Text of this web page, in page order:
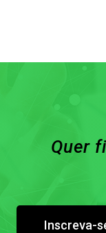
Quer
Inscreva-